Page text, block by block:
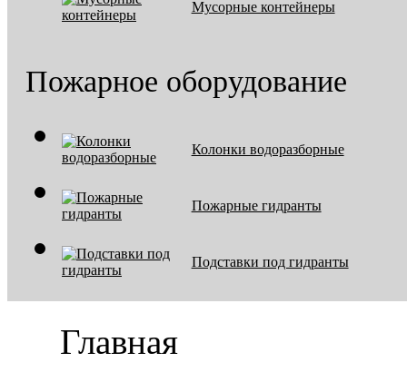
Мусорные контейнеры
Пожарное оборудование
Колонки водоразборные
Пожарные гидранты
Подставки под гидранты
Главная